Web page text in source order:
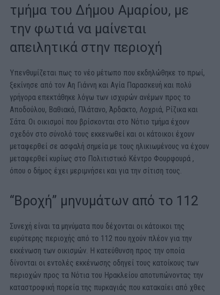
τμήμα του Δήμου Αμαρίου, με
την φωτιά να μαίνεται
απειλητικά στην περιοχή
Υπενθυμίζεται πως το νέο μέτωπο που εκδηλώθηκε το πρωί,
ξεκίνησε από τον Αη Γιάννη και Αγία Παρασκευή και πολύ
γρήγορα επεκτάθηκε λόγω των ισχυρών ανέμων προς το
Αποδούλου, Βαθιακό, Πλάτανο, Άρδακτο, Λοχριά, Ρίζικα και
Σάτα. Οι οικισμοί που βρίσκονται στο Νότιο τμήμα έχουν
σχεδόν στο σύνολό τους εκκενωθεί και οι κάτοικοι έχουν
μεταφερθεί σε ασφαλή σημεία με τους ηλικιωμένους να έχουν
μεταφερθεί κυρίως στο Πολιτιστικό Κέντρο Φουρφουρά ,
όπου ο δήμος έχει μεριμνήσει και για την σίτιση τους.
“Βροχή” μηνυμάτων από το 112
Συνεχή είναι τα μηνύματα που δέχονται οι κάτοικοι της
ευρύτερης περιοχής από το 112 που ηχούν πλέον για την
εκκένωση των οικισμών. Η κατεύθυνση προς την οποία
δίνονται οι εντολές εκκένωσης οδηγεί τους κατοίκους των
περιοχών προς τα Νότια του Ηρακλείου αποτυπώνοντας την
καταστροφική πορεία της πυρκαγιάς που κατακαίει από χθες